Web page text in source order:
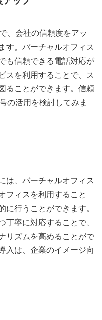
、会社の信頼度をアッ
す。バーチャルオフィス
も信頼できる電話対応が
スを利用することで、ス
ることができます。信頼
の活用を検討してみま
は、バーチャルオフィス
フィスを利用すること
に行うことができます。
丁寧に対応することで、
リズムを高めることがで
入は、企業のイメージ向